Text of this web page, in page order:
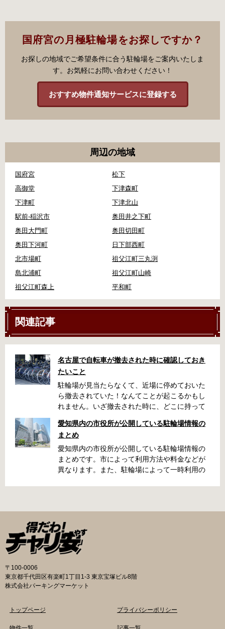
国府宮の月極駐輪場をお探しですか？
お探しの地域でご希望条件に合う駐輪場をご案内いたしま
す。お気軽にお問い合わせください！
おすすめ物件通知サービスに登録する
周辺の地域
国府宮
松下
高御堂
下津森町
下津町
下津北山
駅前-稲沢市
奥田井之下町
奥田大門町
奥田切田町
奥田下河町
日下部西町
北市場町
祖父江町三丸渕
島北浦町
祖父江町山崎
祖父江町森上
平和町
関連記事
名古屋で自転車が撤去された時に確認しておき
たいこと
駐輪場が見当たらなくて、近場に停めておいた
ら撤去されていた！なんてことが起こるかもし
れません。いざ撤去された時に、どこに持って
名古屋周辺で自転車が撤去された時に知ってお
くと便利な情報をまとめました。 一宮市で撤去
された場合 一宮市役所 一宮駅・自転車一時保管
所 住所 一宮市栄4丁目6-11 電話 0586-71-7100
最寄駅 JR東海道本線尾張一宮駅より 徒歩4分 返
千種区吹上1丁目(若宮大通内) 電話 052-731-
8544 最寄駅 市バス「千早」下車、花田公園北
名古屋高速高架下より 徒歩2分 返還の際に必要
な書類 返還料 3,500円 自転車の鍵 身分証明証
印鑑 名古屋市HPはこちら 豊田市で撤去された
市朝日ケ丘6丁目74 電話 0565-34-5200 最寄駅
愛知環状鉄道線新上挙母駅より 徒歩15分 返還
放置自転車等引取通知書（郵送されている場
愛知県内の市役所が公開している駐輪場情報の
まとめ
愛知県内の市役所が公開している駐輪場情報の
まとめです。市によって利用方法や料金などが
異なります。また、駐輪場によって一時利用の
の自転車駐輪場 利用方法 利用登録申請書の提出
詳しくは直接管理事務所へお尋ねください。 利
用料金 登録手数料 不要です。 定期利用料金 一
般：2,500円／月 大学生等：1,700円／月 高校
生以下：1,500円／月 一部の方は全額免除とな
障害者手帳をお持ちの方…等） 詳しくは、市役
所にお問い合わせください。 一時利用料金 1日
はこちら 一宮市の自転車駐輪場 利用方法 利用
〒100-0006
東京都千代田区有楽町1丁目1-3 東京宝塚ビル8階
株式会社パーキングマーケット
トップページ プライバシーポリシー